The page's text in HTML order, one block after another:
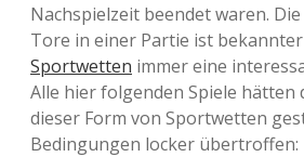
Nachspielzeit beendet waren.
Tore in einer Partie ist
Sportwetten immer eine
Alle hier folgenden Spiele hätten
dieser Form von Sportwetten
Bedingungen locker übertroffen: